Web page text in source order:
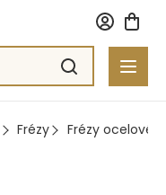
Frézy Frézy ocelové